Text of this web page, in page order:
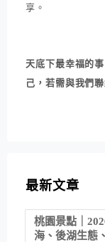
享。
天底下最幸福的
己，若需與我們
最新文章
桃園景點｜
海、後湖生態